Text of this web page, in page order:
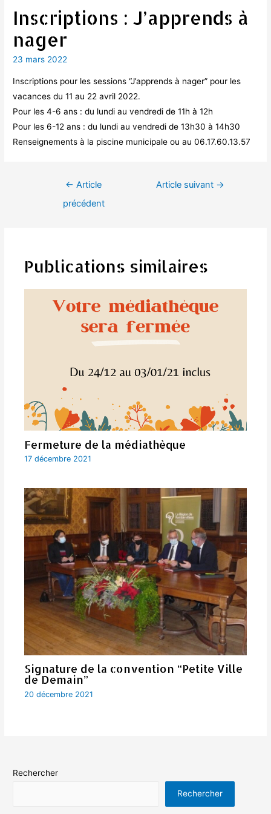
Inscriptions : J’apprends à
nager
23 mars 2022
Inscriptions pour les sessions “J’apprends à nager” pour les
vacances du 11 au 22 avril 2022.
Pour les 4-6 ans : du lundi au vendredi de 11h à 12h
Pour les 6-12 ans : du lundi au vendredi de 13h30 à 14h30
Renseignements à la piscine municipale ou au 06.17.60.13.57
Navigation← Article
précédent
Article suivant →
Publications similaires
Fermeture de la médiathèque
17 décembre 2021
Signature de la convention “Petite Ville
de Demain”
20 décembre 2021
Rechercher
Rechercher